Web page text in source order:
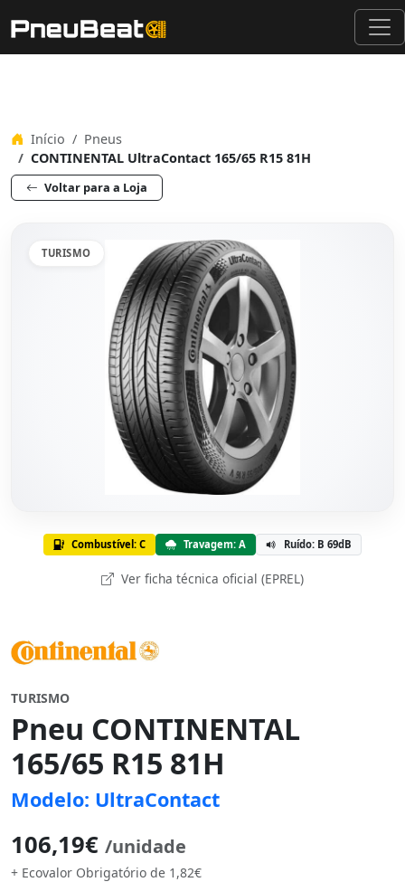
Início
Pneus
CONTINENTAL UltraContact 165/65 R15 81H
Voltar para a Loja
TURISMO
Combustível: C Travagem: A Ruído: B 69dB
Ver ficha técnica oficial (EPREL)
TURISMO
Pneu CONTINENTAL
165/65 R15 81H
Modelo: UltraContact
106,19€ /unidade
+ Ecovalor Obrigatório de 1,82€